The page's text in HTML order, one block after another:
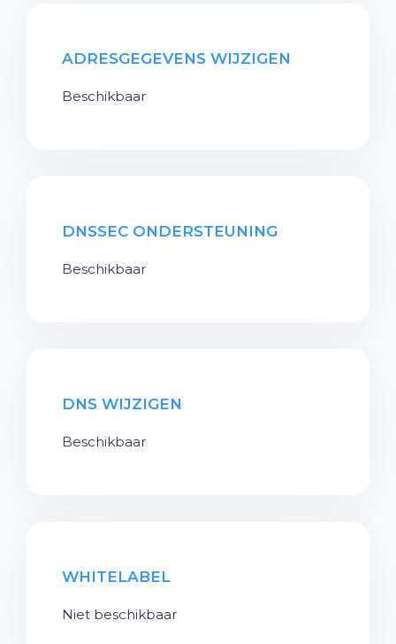
ADRESGEGEVENS WIJZIGEN
Beschikbaar
DNSSEC ONDERSTEUNING
Beschikbaar
DNS WIJZIGEN
Beschikbaar
WHITELABEL
Niet beschikbaar